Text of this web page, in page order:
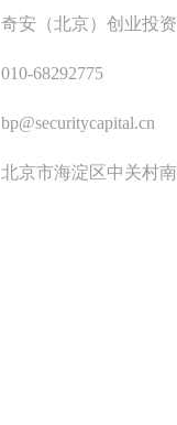
奇安（北京）创业投
010-68292775
bp@securitycapital.cn
北京市海淀区中关村